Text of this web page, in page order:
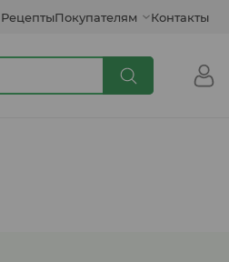
РецептыПокупателям Контакты